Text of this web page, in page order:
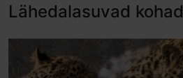
Lähedalasuvad kohad